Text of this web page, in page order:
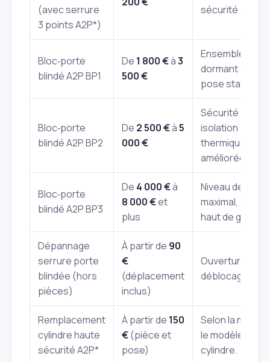
(avec serrure
3 points A2P*)
sécurité
Bloc‑porte
blindé A2P BP1
De 1 800 €à3
500 €
Ensemble
dormant
pose standard.
Bloc‑porte
blindé A2P BP2
De 2 500 €à5
000 €
Sécurité
isolation
thermique/
améliorée.
Bloc‑porte
blindé A2P BP3
De 4 000 €à
8 000 €et
plus
Niveau de
maximal,
haut de gamme.
Dépannage
serrure porte
blindée (hors
pièces)
À partir de 90
€
(déplacement
inclus)
Ouverture,
déblocage,
Remplacement
cylindre haute
sécurité A2P*
À partir de 150
€(pièce et
pose)
Selon la
le modèle du
cylindre.